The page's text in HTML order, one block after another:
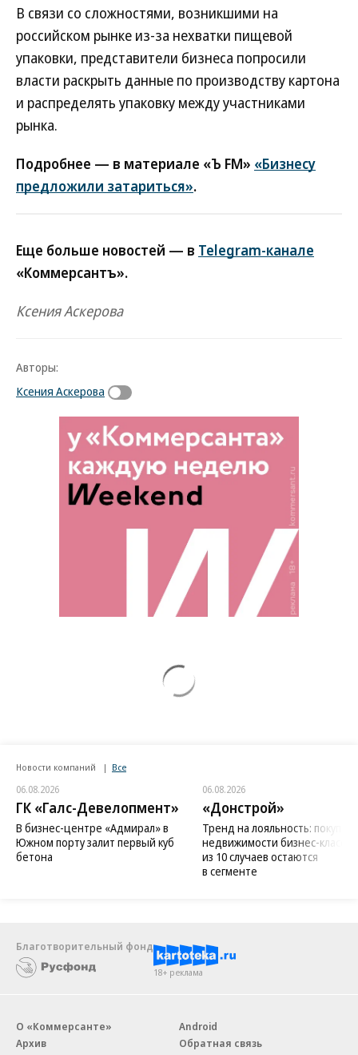
В связи со сложностями, возникшими на
российском рынке из-за нехватки пищевой
упаковки, представители бизнеса попросили
власти раскрыть данные по производству картона
и распределять упаковку между участниками
рынка.
Подробнее — в материале «Ъ FM» «Бизнесу
предложили затариться».
Еще больше новостей — в Telegram-канале
«Коммерсантъ».
Ксения Аскерова
Авторы:
Ксения Аскерова
Новости компаний Все
06.08.2026
ГК «Галс-Девелопмент»
В бизнес-центре «Адмирал» в
Южном порту залит первый куб
бетона
06.08.2026
«Донстрой»
Тренд на лояльность:
недвижимости бизнес-класса
из 10 случаев остаются
в сегменте
Благотворительный фонд
18+ реклама
О «Коммерсанте»
Архив
Android
Обратная связь